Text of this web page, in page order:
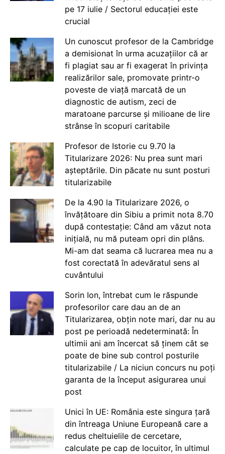
pe 17 iulie / Sectorul educației este
crucial
Un cunoscut profesor de la Cambridge
a demisionat în urma acuzațiilor că ar
fi plagiat sau ar fi exagerat în privința
realizărilor sale, promovate printr-o
poveste de viață marcată de un
diagnostic de autism, zeci de
maratoane parcurse și milioane de lire
strânse în scopuri caritabile
Profesor de Istorie cu 9.70 la
Titularizare 2026: Nu prea sunt mari
așteptările. Din păcate nu sunt posturi
titularizabile
De la 4.90 la Titularizare 2026, o
învățătoare din Sibiu a primit nota 8.70
după contestație: Când am văzut nota
inițială, nu mă puteam opri din plâns.
Mi-am dat seama că lucrarea mea nu a
fost corectată în adevăratul sens al
cuvântului
Sorin Ion, întrebat cum le răspunde
profesorilor care dau an de an
Titularizarea, obțin note mari, dar nu au
post pe perioadă nedeterminată: În
ultimii ani am încercat să ținem cât se
poate de bine sub control posturile
titularizabile / La niciun concurs nu poți
garanta de la început asigurarea unui
post
Unici în UE: România este singura țară
din întreaga Uniune Europeană care a
redus cheltuielile de cercetare,
calculate pe cap de locuitor, în ultimul